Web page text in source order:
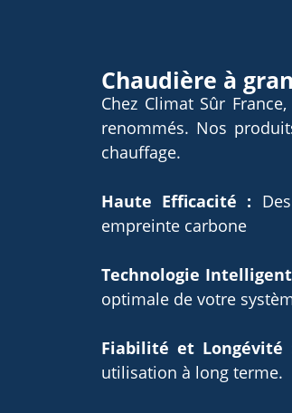
Chaudière à
Chez Climat Sûr
renommés. Nos
chauffage.
Haute Efficacité :
empreinte carbone
Technologie
optimale de votre
Fiabilité et Longévité
utilisation à long terme.